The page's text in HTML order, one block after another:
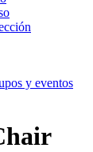
y eventos